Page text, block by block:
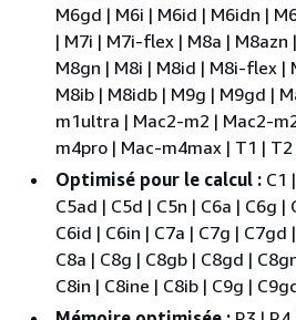
M6gd | M6i | M6id | M6idn |
| M7i | M7i-flex | M8a | M8azn
M8gn | M8i | M8id | M8i-flex |
M8ib | M8idb | M9g | M9gd |
m1ultra | Mac2-m2 | Mac2-
m4pro | Mac-m4max | T1 |
Optimisé pour le calcul : C1
C5ad | C5d | C5n | C6a | C6g |
C6id | C6in | C7a | C7g |
C8a | C8g | C8gb | C8gd |
C8in | C8ine | C8ib | C9g |